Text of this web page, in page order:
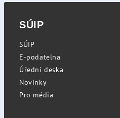
SÚIP
SÚIP
E-podatelna
Úřední deska
Novinky
Pro média